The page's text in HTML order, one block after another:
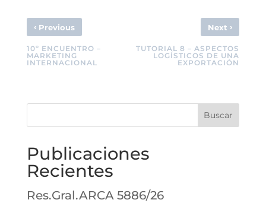
‹Previous
10º ENCUENTRO –
MARKETING
INTERNACIONAL
Next ›
TUTORIAL 8 – ASPECTOS
LOGÍSTICOS DE UNA
EXPORTACIÓN
Buscar
Publicaciones
Recientes
Res.Gral.ARCA 5886/26